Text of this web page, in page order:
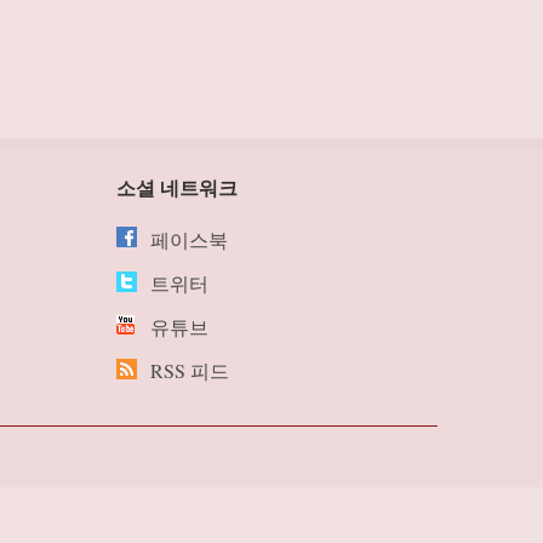
소셜 네트워크
페이스북
트위터
유튜브
RSS 피드